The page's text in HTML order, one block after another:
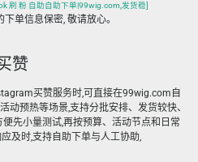
刷 粉 自助自助下单|99wig.com,发货稳]
单信息保密, 敬请放心。
赞
买赞服务时,可直接在99wig.com自
动预热等场景,支持分批安排、发货较快、
先小量测试,再按预算、活动节点和日常
及时,支持自助下单与人工协助,